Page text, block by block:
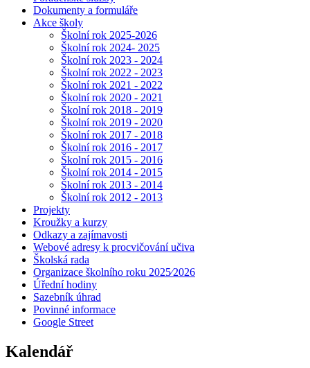
Dokumenty a formuláře
Akce školy
Školní rok 2025-2026
Školní rok 2024- 2025
Školní rok 2023 - 2024
Školní rok 2022 - 2023
Školní rok 2021 - 2022
Školní rok 2020 - 2021
Školní rok 2018 - 2019
Školní rok 2019 - 2020
Školní rok 2017 - 2018
Školní rok 2016 - 2017
Školní rok 2015 - 2016
Školní rok 2014 - 2015
Školní rok 2013 - 2014
Školní rok 2012 - 2013
Projekty
Kroužky a kurzy
Odkazy a zajímavosti
Webové adresy k procvičování učiva
Školská rada
Organizace školního roku 2025⁄2026
Úřední hodiny
Sazebník úhrad
Povinné informace
Google Street
Kalendář